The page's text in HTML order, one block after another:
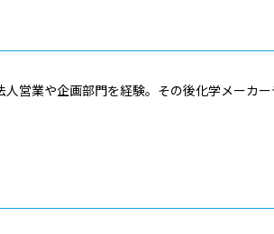
営業や企画部門を経験。その後化学メーカ